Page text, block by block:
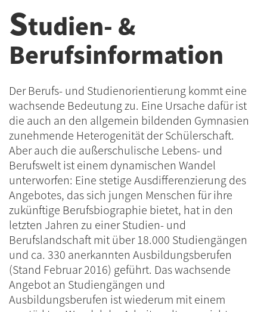
Studien- &
Berufsinformation
Der Berufs- und Studienorientierung kommt eine
wachsende Bedeutung zu. Eine Ursache dafür ist
die auch an den allgemein bildenden Gymnasien
zunehmende Heterogenität der Schülerschaft.
Aber auch die außerschulische Lebens- und
Berufswelt ist einem dynamischen Wandel
unterworfen: Eine stetige Ausdifferenzierung des
Angebotes, das sich jungen Menschen für ihre
zukünftige Berufsbiographie bietet, hat in den
letzten Jahren zu einer Studien- und
Berufslandschaft mit über 18.000 Studiengängen
und ca. 330 anerkannten Ausbildungsberufen
(Stand Februar 2016) geführt. Das wachsende
Angebot an Studiengängen und
Ausbildungsberufen ist wiederum mit einem